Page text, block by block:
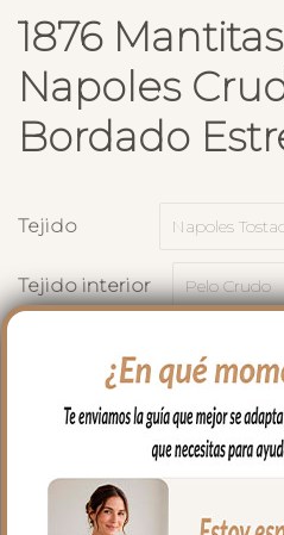
1876
Napoles
Bordado
Tejido
Tejido interior
Cualidades Medidas